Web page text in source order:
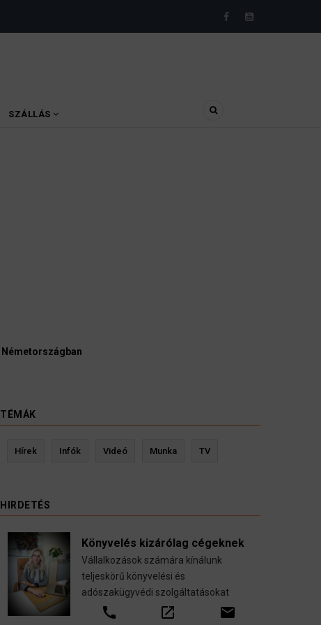
SZÁLLÁS
Kevin Ressler biztosítási szakértő
TÉMÁK
Hírek Infók Videó Munka TV
HIRDETÉS
Könyvelés kizárólag cégeknek
Vállalkozások számára kínálunk
teljeskörű könyvelési és
adószakügyvédi szolgáltatásokat
call open_in_new email